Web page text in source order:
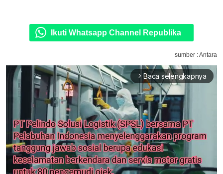
Ikuti Whatsapp Channel Republika
sumber : Antara
arrow_forward_ios Baca selengkapnya